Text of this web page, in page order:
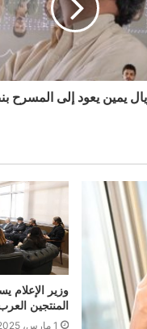
يمين يعود إلى المسرح
وزير الإعلام
المنتجين
1 مارس، 2025